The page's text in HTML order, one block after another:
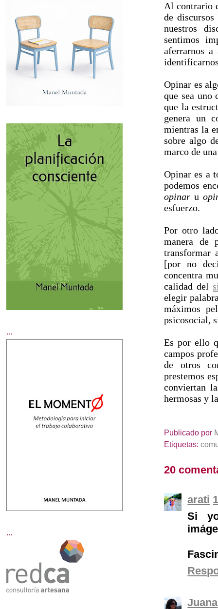
Al contrario
de
nuestros
sentimos
aferrarnos
Opinar es
que sea uno
que la
genera un
mientras la
sobre algo
marco de
Opinar es a
podemos
opinar u
esfuerzo.
Por otro
manera de
transformar
[por no
concentra
calidad del
elegir
máximos
psicosocial,
Es por ello
campos
de otros
prestemos
conviertan
hermosas y
Publicado por
Etiquetas:
20
arati
Si
Juana
...
...